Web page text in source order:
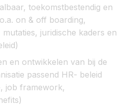
toekomstbestendig en
on & off boarding,
juridische kaders en
en ontwikkelen van bij de
passend HR- beleid
job framework,